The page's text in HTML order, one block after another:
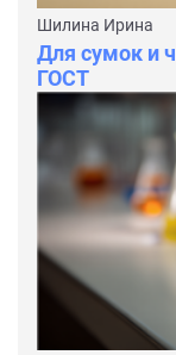
Шилина Ирина
Для сумок и
ГОСТ